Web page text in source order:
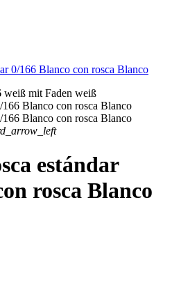
0/166 Blanco con rosca Blanco
estándar
rosca Blanco